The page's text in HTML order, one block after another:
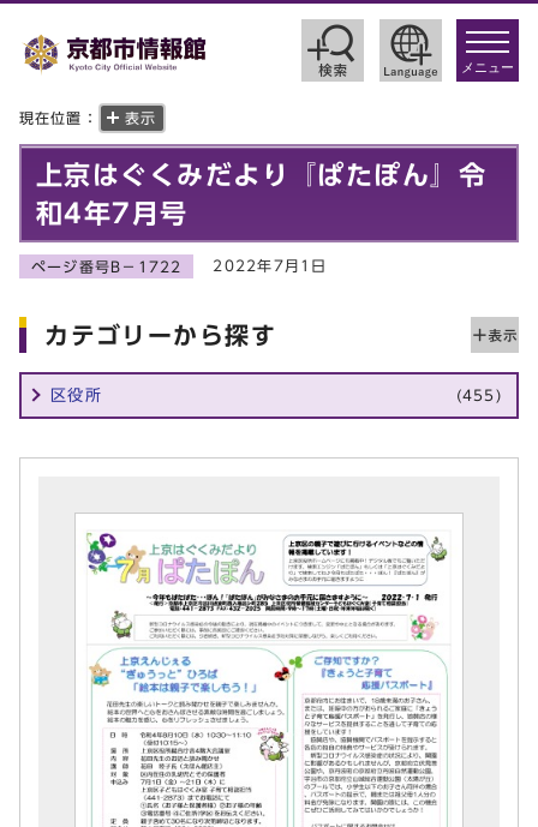
toggle
メニュー
現在位置： 表示
上京はぐくみだより『ぱたぽん』令
和4年7月号
ページ番号B－1722 2022年7月1日
カテゴリーから探す
区役所 (455)